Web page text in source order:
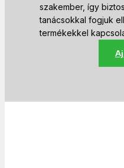
szakember, így
tanácsokkal fogjuk
termékekkel